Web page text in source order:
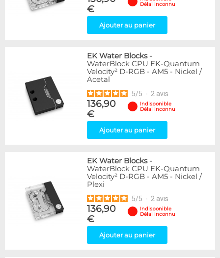
€
Délai inconnu
Ajouter au panier
EK Water Blocks-
WaterBlock CPU EK-Quantum
Velocity² D-RGB - AM5 - Nickel /
Acetal
5/5 - 2 avis
136,90
€
Indisponible
Délai inconnu
Ajouter au panier
EK Water Blocks-
WaterBlock CPU EK-Quantum
Velocity² D-RGB - AM5 - Nickel /
Plexi
5/5 - 2 avis
136,90
€
Indisponible
Délai inconnu
Ajouter au panier